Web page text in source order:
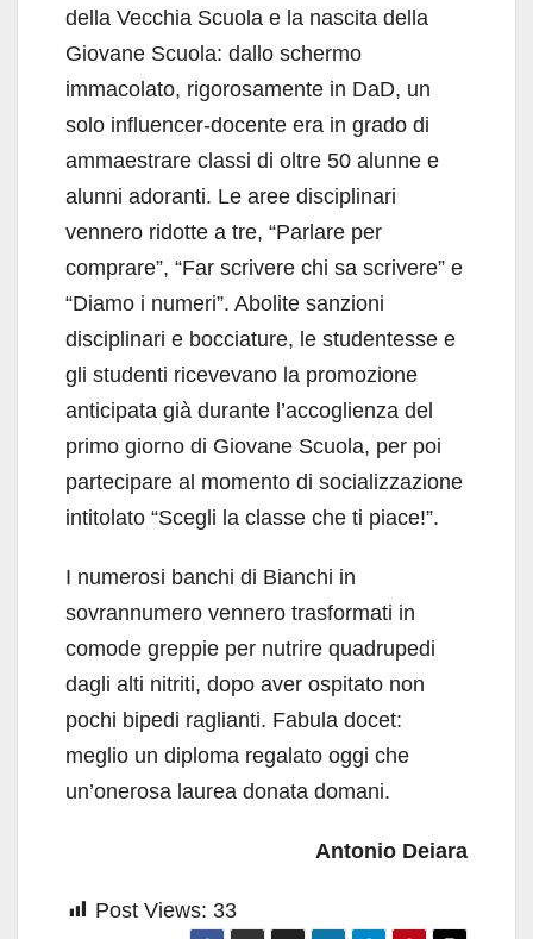
della Vecchia Scuola e la nascita della
Giovane Scuola: dallo schermo
immacolato, rigorosamente in DaD, un
solo influencer-docente era in grado di
ammaestrare classi di oltre 50 alunne e
alunni adoranti. Le aree disciplinari
vennero ridotte a tre, “Parlare per
comprare”, “Far scrivere chi sa scrivere” e
“Diamo i numeri”. Abolite sanzioni
disciplinari e bocciature, le studentesse e
gli studenti ricevevano la promozione
anticipata già durante l’accoglienza del
primo giorno di Giovane Scuola, per poi
partecipare al momento di socializzazione
intitolato “Scegli la classe che ti piace!”.
I numerosi banchi di Bianchi in
sovrannumero vennero trasformati in
comode greppie per nutrire quadrupedi
dagli alti nitriti, dopo aver ospitato non
pochi bipedi raglianti. Fabula docet:
meglio un diploma regalato oggi che
un’onerosa laurea donata domani.
Antonio Deiara
Post Views: 33